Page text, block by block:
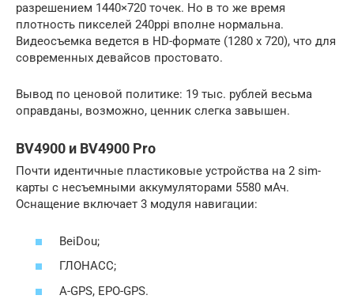
разрешением 1440×720 точек. Но в то же время
плотность пикселей 240ppi вполне нормальна.
Видеосъемка ведется в HD-формате (1280 х 720), что для
современных девайсов простовато.
Вывод по ценовой политике: 19 тыс. рублей весьма
оправданы, возможно, ценник слегка завышен.
BV4900 и BV4900 Pro
Почти идентичные пластиковые устройства на 2 sim-
карты с несъемными аккумуляторами 5580 мАч.
Оснащение включает 3 модуля навигации:
BeiDou;
ГЛОНАСС;
A-GPS, EPO-GPS.